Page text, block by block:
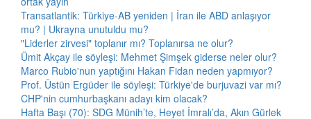
Transatlantik: Türkiye-AB yeniden | İran ile ABD anlaşıyor
mu? | Ukrayna unutuldu mu?
"Liderler zirvesi" toplanır mı? Toplanırsa ne olur?
Ümit Akçay ile söyleşi: Mehmet Şimşek giderse neler olur?
Marco Rubio'nun yaptığını Hakan Fidan neden yapmıyor?
Prof. Üstün Ergüder ile söyleşi: Türkiye'de burjuvazi var mı?
CHP'nin cumhurbaşkanı adayı kim olacak?
Hafta Başı (70): SDG Münih’te, Heyet İmralı’da, Akın Gürlek